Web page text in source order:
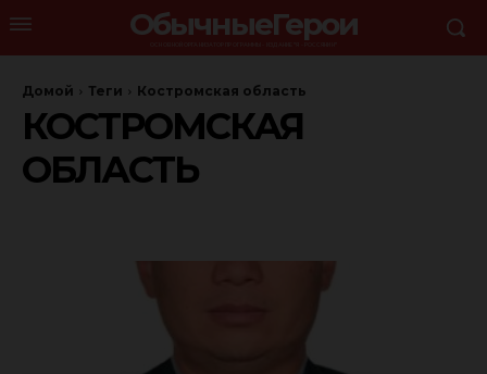
ОбычныеГерои
Домой Теги Костромская область
КОСТРОМСКАЯ
ОБЛАСТЬ